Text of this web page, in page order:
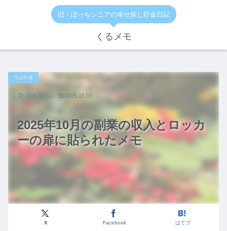
旧・ぼっちシニアの幸せ探し貯金日記
くるメモ
2025年10月の副業の収入とロッカ
ーの扉に貼られたメモ
つぶやき
X Facebook はてブ
2025.10.10 2025.11.03